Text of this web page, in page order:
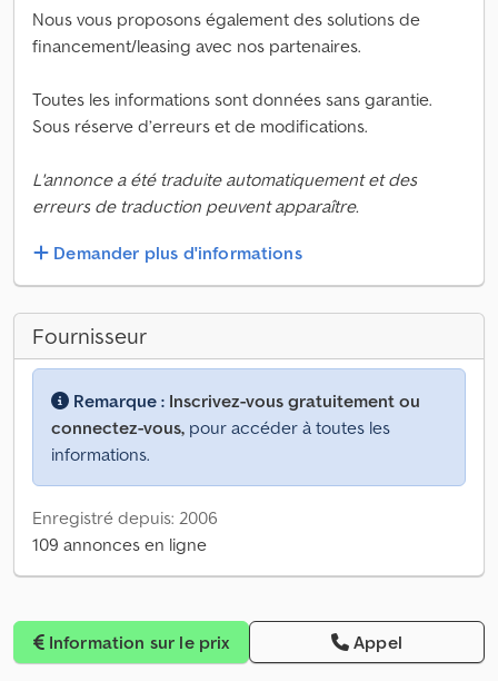
Nous vous proposons également des solutions de
financement/leasing avec nos partenaires.
Toutes les informations sont données sans garantie.
Sous réserve d’erreurs et de modifications.
L'annonce a été traduite automatiquement et des
erreurs de traduction peuvent apparaître.
Demander plus d'informations
Fournisseur
Remarque : Inscrivez-vous gratuitement ou
connectez-vous, pour accéder à toutes les
informations.
Enregistré depuis: 2006
109 annonces en ligne
Information sur le prix Appel